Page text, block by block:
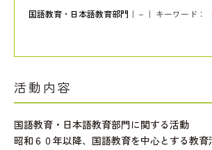
国語教育・日本語教育部門 ｜－｜ キーワード：
活動内容
国語教育・日本語教育部門に関する活動
昭和６０年以降、国語教育を中心とする教